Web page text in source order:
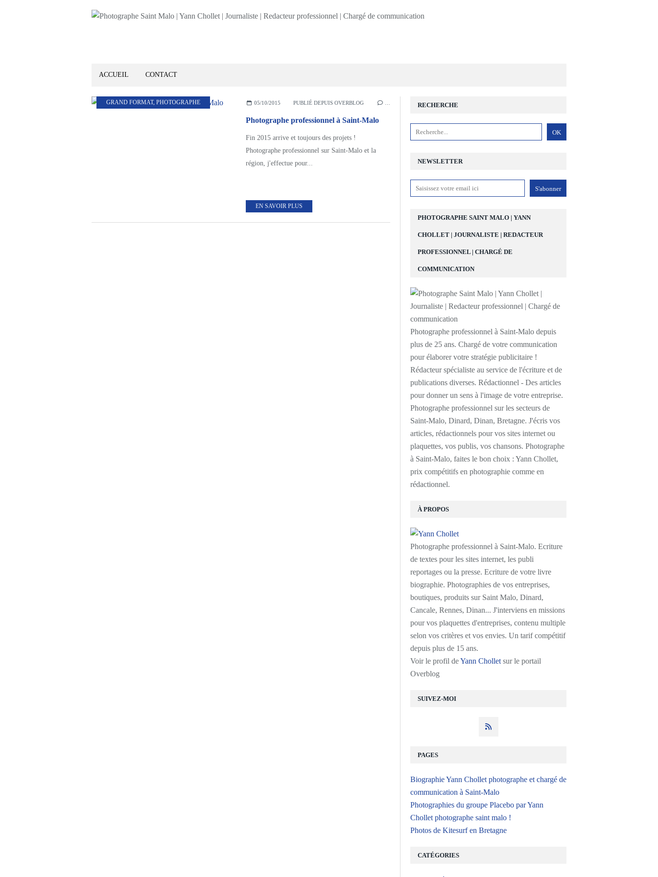
ACCUEIL CONTACT
GRAND FORMAT, PHOTOGRAPHE 05/10/2015 PUBLIÉ DEPUIS OVERBLOG
Photographe professionnel à Saint-Malo
Fin 2015 arrive et toujours des projets !
Photographe professionnel sur Saint-Malo et la
région, j'effectue pour...
EN SAVOIR PLUS
NEWSLETTER
SUIVEZ-MOI
RECHERCHE
PHOTOGRAPHE SAINT MALO | YANN
CHOLLET | JOURNALISTE | REDACTEUR
PROFESSIONNEL | CHARGÉ DE
COMMUNICATION
Photographe professionnel à Saint-Malo depuis
plus de 25 ans. Chargé de votre communication
pour élaborer votre stratégie publicitaire !
Rédacteur spécialiste au service de l'écriture et de
publications diverses. Rédactionnel - Des articles
pour donner un sens à l'image de votre entreprise.
Photographe professionnel sur les secteurs de
Saint-Malo, Dinard, Dinan, Bretagne. J'écris vos
articles, rédactionnels pour vos sites internet ou
plaquettes, vos publis, vos chansons. Photographe
à Saint-Malo, faites le bon choix : Yann Chollet,
prix compétitifs en photographie comme en
rédactionnel.
À PROPOS
Photographe professionnel à Saint-Malo. Ecriture
de textes pour les sites internet, les publi
reportages ou la presse. Ecriture de votre livre
biographie. Photographies de vos entreprises,
boutiques, produits sur Saint Malo, Dinard,
Cancale, Rennes, Dinan... J'interviens en missions
pour vos plaquettes d'entreprises, contenu multiple
selon vos critères et vos envies. Un tarif compétitif
depuis plus de 15 ans.
Voir le profil deYann Chollet sur le portail
Overblog
PAGES
Biographie Yann Chollet photographe et chargé de
communication à Saint-Malo
Photographies du groupe Placebo par Yann
Chollet photographe saint malo !
Photos de Kitesurf en Bretagne
CATÉGORIES